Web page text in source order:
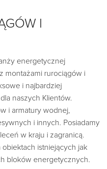
I
energetycznej
montażami rurociągów i
i najbardziej
naszych Klientów.
i armatury wodnej,
i innych. Posiadamy
w kraju i zagranicą.
istniejących jak
bloków energetycznych.